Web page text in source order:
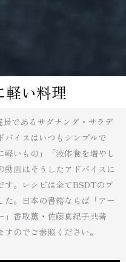
軽い料理
であるサダナンダ・サラデ
バイスはいつもシンプルで
いもの」「液体食を増やし
画はそうしたアドバイスに
す。レシピは全てBSDTのプ
た。日本の書籍ならば「アー
」香取薫・佐藤真紀子共著
のでご参照ください。